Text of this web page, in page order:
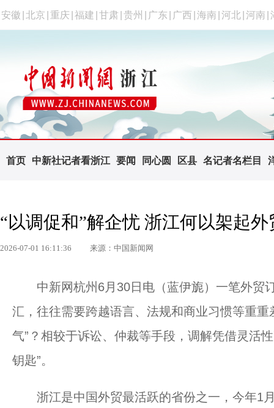
安徽 北京 重庆 福建 甘肃 贵州 广东 广西 海南 河北 河南
首页 中新社记者看浙江 要闻 同心圆 区县 名记者名栏目
“以调促和”解企忧 浙江何以架起外
2026-07-01 16:11:36 来源：中国新闻网
中新网杭州6月30日电（蓝伊旎）一笔外贸
汇，往往需要跨越语言、法规和商业习惯等重
气”？相较于诉讼、仲裁等手段，调解凭借灵活
钥匙”。
浙江是中国外贸最活跃的省份之一，今年1